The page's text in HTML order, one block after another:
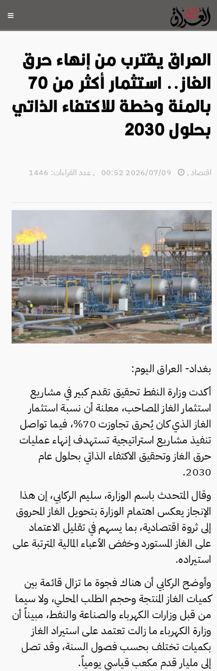
العراق يقترب من إنهاء حرق
الغاز.. استثمار أكثر من 70
بالمئة وخطة للاكتفاء الذاتي
بحلول 2030
اقتصاد,
, عدد القراءات: 1446
بغداد- العراق اليوم:
أكدت وزارة النفط تحقيق تقدم كبير في مشاريع
استثمار الغاز المصاحب، معلنة أن نسبة استثمار
الغاز الذي كان يُحرق تجاوزت 70%، فيما تواصل
تنفيذ مشاريع استراتيجية تستهدف إنهاء عمليات
حرق الغاز وتحقيق الاكتفاء الذاتي بحلول عام
2030.
وقال المتحدث باسم الوزارة، سليم الركابي، إن هذا
الإنجاز يعكس اهتمام الوزارة بتحويل الغاز المحروق
إلى ثروة اقتصادية، بما يسهم في تقليل الاعتماد
على الغاز المستورد وخفض الأعباء المالية المترتبة على
استيراده.
وأوضح الركابي أن هناك فجوة ما تزال قائمة بين
كميات الغاز المنتجة وحجم الطلب المحلي، ولا سيما
من قبل وزارات الكهرباء والصناعة والنفط، مبيناً أن
وزارة الكهرباء ما زالت تعتمد على استيراد الغاز
بكميات تختلف بحسب فصول السنة، وقد تصل
إلى مليار قدم مكعب قياسي يومياً.